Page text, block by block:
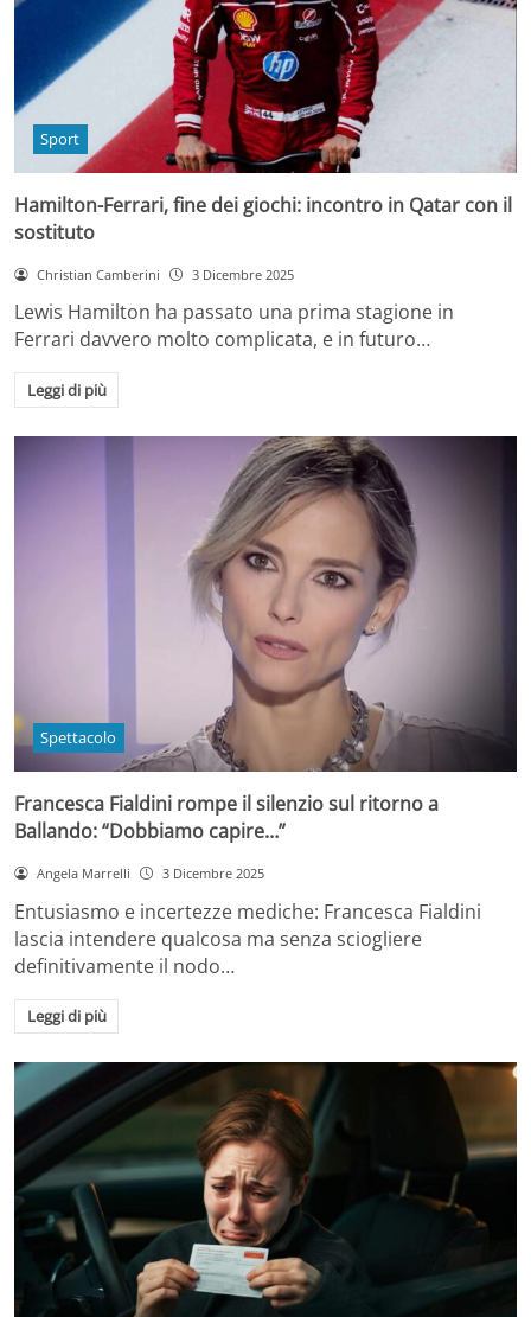
Sport
Hamilton-Ferrari, fine dei giochi: incontro in Qatar con il
sostituto
Christian Camberini 3 Dicembre 2025
Lewis Hamilton ha passato una prima stagione in
Ferrari davvero molto complicata, e in futuro…
Leggi di più
Spettacolo
Francesca Fialdini rompe il silenzio sul ritorno a
Ballando: “Dobbiamo capire…”
Angela Marrelli 3 Dicembre 2025
Entusiasmo e incertezze mediche: Francesca Fialdini
lascia intendere qualcosa ma senza sciogliere
definitivamente il nodo…
Leggi di più